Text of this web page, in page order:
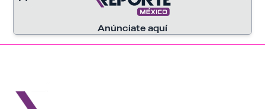
seguidores y más de 22 millones de "Me
Anúnciate aquí